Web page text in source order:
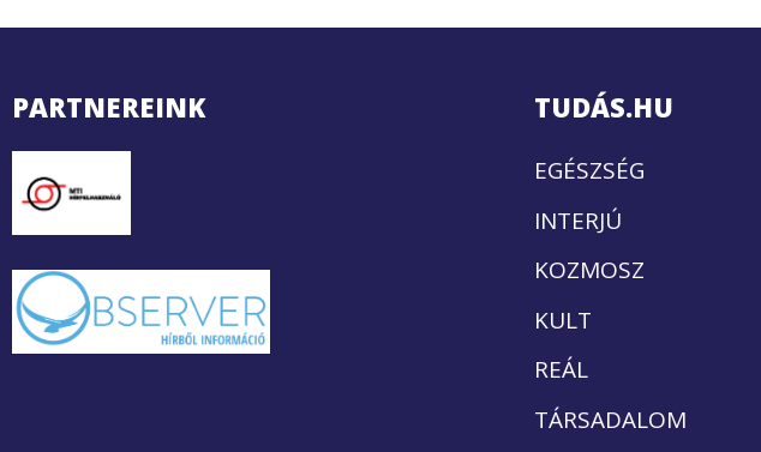
PARTNEREINK TUDÁS.HU
EGÉSZSÉG
INTERJÚ
KOZMOSZ
KULT
REÁL
TÁRSADALOM